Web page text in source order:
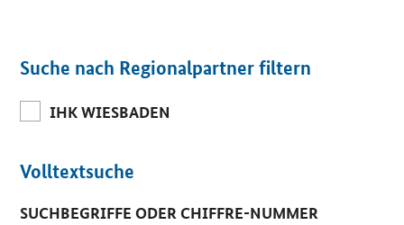
Suche nach Regionalpartner filtern
IHK WIESBADEN
Volltextsuche
SUCHBEGRIFFE ODER CHIFFRE-NUMMER